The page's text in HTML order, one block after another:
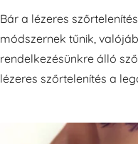
Bár a lézeres
módszernek tűnik,
rendelkezésünkre álló
lézeres szőrtelenítés a